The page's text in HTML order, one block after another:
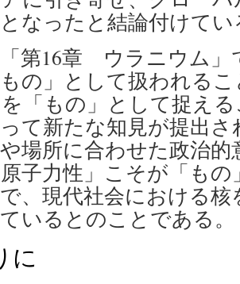
なったと結論付けてい
第16章 ウラニウム」
の」として扱われる
「もの」として捉え
て新たな知見が提出
場所に合わせた政治
子力性」こそが「も
、現代社会における
いるとのことである。
に